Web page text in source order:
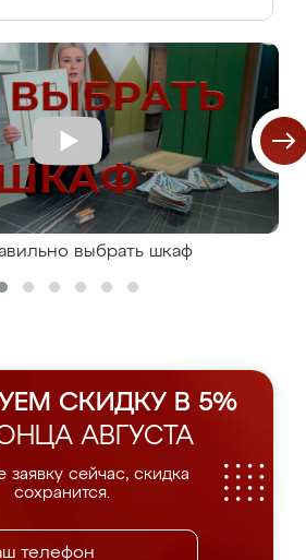
выбрать шкаф
СКИДКУ В 5%
АВГУСТА
заявку сейчас, скидка
сохранится.